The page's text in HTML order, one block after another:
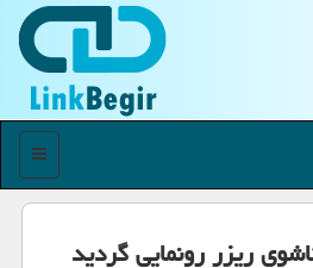
منو
ریزر رونمایی گردید